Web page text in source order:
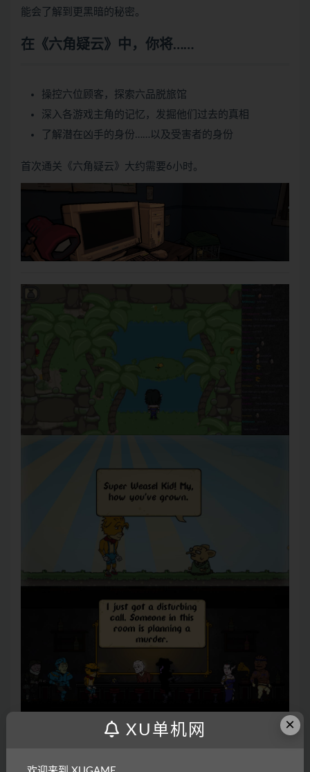
能会了解到更黑暗的秘密。
在《六角疑云》中，你将……
操控六位顾客，探索六品脱旅馆
深入各游戏主角的记忆，发掘他们过去的真相
了解潜在凶手的身份……以及受害者的身份
首次通关《六角疑云》大约需要6小时。
×
XU单机网